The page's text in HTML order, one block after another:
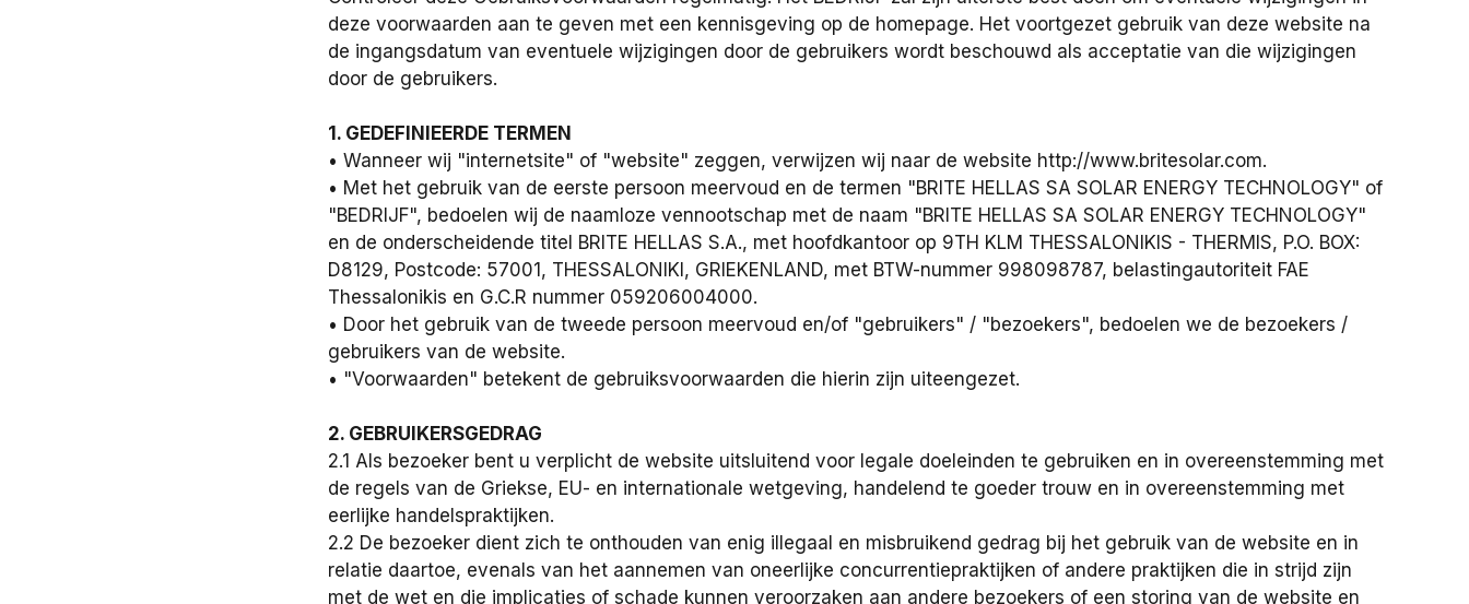
deze voorwaarden aan te geven met een kennisgeving op de homepage. Het voortgezet gebruik van deze website na
de ingangsdatum van eventuele wijzigingen door de gebruikers wordt beschouwd als acceptatie van die wijzigingen
door de gebruikers.
1. GEDEFINIEERDE TERMEN
• Wanneer wij "internetsite" of "website" zeggen, verwijzen wij naar de website http://www.britesolar.com.
• Met het gebruik van de eerste persoon meervoud en de termen "BRITE HELLAS SA SOLAR ENERGY TECHNOLOGY" of
"BEDRIJF", bedoelen wij de naamloze vennootschap met de naam "BRITE HELLAS SA SOLAR ENERGY TECHNOLOGY"
en de onderscheidende titel BRITE HELLAS S.A., met hoofdkantoor op 9TH KLM THESSALONIKIS - THERMIS, P.O. BOX:
D8129, Postcode: 57001, THESSALONIKI, GRIEKENLAND, met BTW-nummer 998098787, belastingautoriteit FAE
Thessalonikis en G.C.R nummer 059206004000.
• Door het gebruik van de tweede persoon meervoud en/of "gebruikers" / "bezoekers", bedoelen we de bezoekers /
gebruikers van de website.
• "Voorwaarden" betekent de gebruiksvoorwaarden die hierin zijn uiteengezet.
2. GEBRUIKERSGEDRAG
2.1 Als bezoeker bent u verplicht de website uitsluitend voor legale doeleinden te gebruiken en in overeenstemming met
de regels van de Griekse, EU- en internationale wetgeving, handelend te goeder trouw en in overeenstemming met
eerlijke handelspraktijken.
2.2 De bezoeker dient zich te onthouden van enig illegaal en misbruikend gedrag bij het gebruik van de website en in
relatie daartoe, evenals van het aannemen van oneerlijke concurrentiepraktijken of andere praktijken die in strijd zijn
met de wet en die implicaties of schade kunnen veroorzaken aan andere bezoekers of een storing van de website en